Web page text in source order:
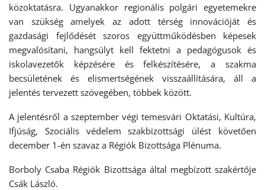
közoktatásra. Ugyanakkor regionális polgári egyetemekre
van szükség amelyek az adott térség innovációját és
gazdasági fejlődését szoros együttműködésben képesek
megvalósítani, hangsúlyt kell fektetni a pedagógusok és
iskolavezetők képzésére és felkészítésére, a szakma
becsületének és elismertségének visszaállítására, áll a
jelentés tervezett szövegében, többek között.
A jelentésről a szeptember végi temesvári Oktatási, Kultúra,
Ifjúság, Szociális védelem szakbizottsági ülést követően
december 1-én szavaz a Régiók Bizottsága Plénuma.
Borboly Csaba Régiók Bizottsága által megbízott szakértője
Csák László.